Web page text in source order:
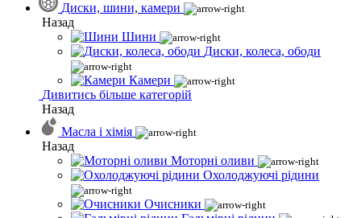
Диски, шини, камери
Назад
Шини
Диски, колеса, ободи
Камери
Дивитись більше категорій
Назад
Масла і хімія
Назад
Моторні оливи
Охолоджуючі рідини
Очисники